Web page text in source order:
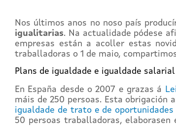
Nos últimos anos no noso país
igualitarias. Na actualidade pódese
empresas están a acoller estas
traballadoras o 1 de maio,
Plans de igualdade e igualdade salarial
En España desde o 2007 e grazas á
máis de 250 persoas. Esta obrigación
igualdade de trato e de
50 persoas traballadoras,